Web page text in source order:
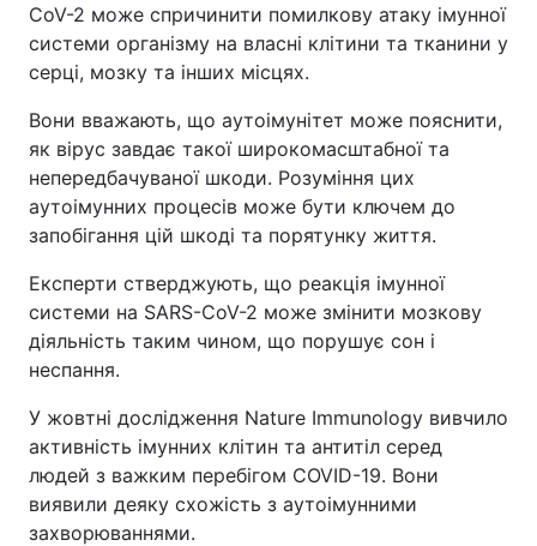
CoV-2 може спричинити помилкову атаку імунної
системи організму на власні клітини та тканини у
серці, мозку та інших місцях.
Вони вважають, що аутоімунітет може пояснити,
як вірус завдає такої широкомасштабної та
непередбачуваної шкоди. Розуміння цих
аутоімунних процесів може бути ключем до
запобігання цій шкоді та порятунку життя.
Експерти стверджують, що реакція імунної
системи на SARS-CoV-2 може змінити мозкову
діяльність таким чином, що порушує сон і
неспання.
У жовтні дослідження Nature Immunology вивчило
активність імунних клітин та антитіл серед
людей з важким перебігом COVID-19. Вони
виявили деяку схожість з аутоімунними
захворюваннями.